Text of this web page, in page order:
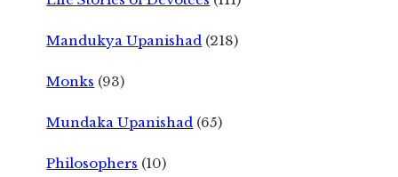
Mandukya Upanishad (218)
Monks (93)
Mundaka Upanishad (65)
Philosophers (10)